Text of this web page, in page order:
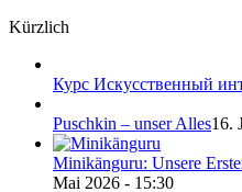
Kürzlich
Курс Искусственный
Puschkin – unser Alles16.
Minikänguru: Unsere
Mai 2026 - 15:30